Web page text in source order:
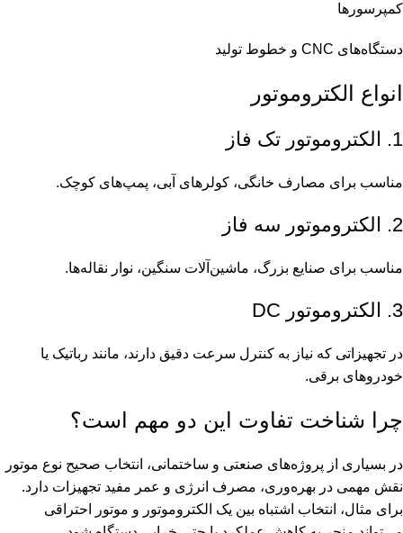
کمپرسورها
دستگاه‌های CNC و خطوط تولید
انواع الکتروموتور
1. الکتروموتور تک فاز
مناسب برای مصارف خانگی، کولرهای آبی، پمپ‌های کوچک.
2. الکتروموتور سه فاز
مناسب برای صنایع بزرگ، ماشین‌آلات سنگین، نوار نقاله‌ها.
3. الکتروموتور DC
در تجهیزاتی که نیاز به کنترل سرعت دقیق دارند، مانند رباتیک یا
خودروهای برقی.
چرا شناخت تفاوت این دو مهم است؟
در بسیاری از پروژه‌های صنعتی و ساختمانی، انتخاب صحیح نوع موتور
نقش مهمی در بهره‌وری، مصرف انرژی و عمر مفید تجهیزات دارد.
برای مثال، انتخاب اشتباه بین یک الکتروموتور و موتور احتراقی